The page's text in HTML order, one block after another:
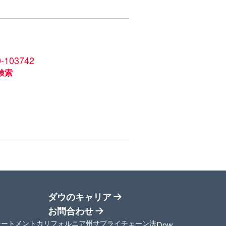
103742
索
ダウのキャリア
お問合わせ
新しいタブで開く
トメント カリフォルニア州サプライチェーン法
新しいタブで開く